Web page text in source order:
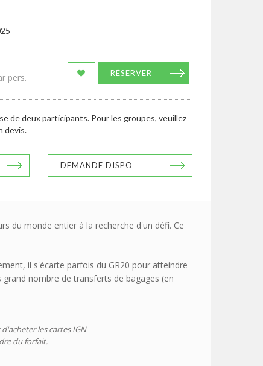
pers. RÉSERVER
de deux participants. Pour les groupes, veuillez
devis.
DEMANDE DISPO
du monde entier à la recherche d'un défi. Ce
il s'écarte parfois du GR20 pour atteindre
nombre de transferts de bagages (en
les cartes IGN
du forfait.